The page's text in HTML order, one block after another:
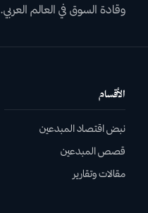
وقادة السوق في العالم العربي.
الأقسام
نبض اقتصاد المبدعين
قصص المبدعين
مقالات وتقارير